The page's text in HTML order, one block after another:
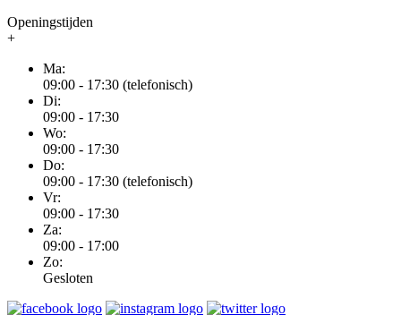
Openingstijden
+
Ma:
09:00 - 17:30 (telefonisch)
Di:
09:00 - 17:30
Wo:
09:00 - 17:30
Do:
09:00 - 17:30 (telefonisch)
Vr:
09:00 - 17:30
Za:
09:00 - 17:00
Zo:
Gesloten